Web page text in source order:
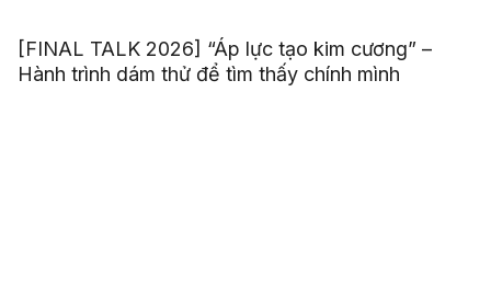
[FINAL TALK 2026] “Áp lực tạo kim cương” –
Hành trình dám thử để tìm thấy chính mình